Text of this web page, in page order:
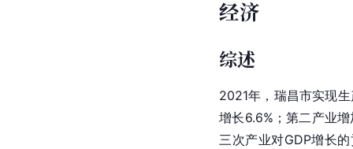
经济
综述
2021年，瑞昌市实现
增长6.6%；第二产业
三次产业对GDP增长